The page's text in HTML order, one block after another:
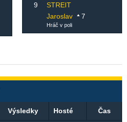
9
STREIT
Jaroslav
7
Hráč v poli
Výsledky Hosté Čas